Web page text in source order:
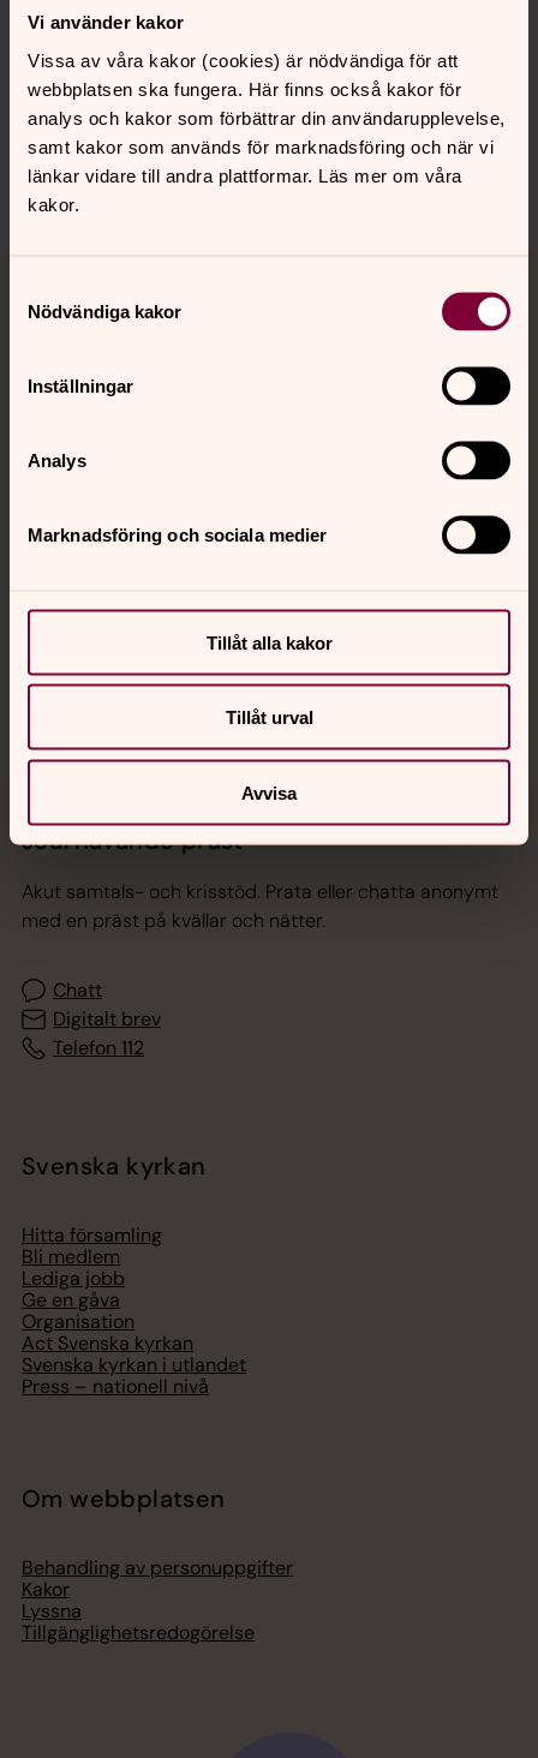
Vi använder kakor
Vissa av våra kakor (cookies) är nödvändiga för att
webbplatsen ska fungera. Här finns också kakor för
analys och kakor som förbättrar din användarupplevelse,
samt kakor som används för marknadsföring och när vi
länkar vidare till andra plattformar. Läs mer om våra
kakor.
Nödvändiga kakor
Inställningar
Analys
Marknadsföring och sociala medier
Tillåt alla kakor
Tillåt urval
Avvisa
Synpunkter eller frågor på sidans
innehåll?
norra.oland.pastorat@svenskakyrkan.se
Dela
Tillbaka till toppen
Tillbaka till innehållet
Kontakt
Kalender
Jourhavande präst
Akut samtals- och krisstöd. Prata eller chatta anonymt
med en präst på kvällar och nätter.
Chatt
Digitalt brev
Telefon 112
Svenska kyrkan
Hitta församling
Bli medlem
Lediga jobb
Ge en gåva
Organisation
Act Svenska kyrkan
Svenska kyrkan i utlandet
Press – nationell nivå
Om webbplatsen
Behandling av personuppgifter
Kakor
Lyssna
Tillgänglighetsredogörelse